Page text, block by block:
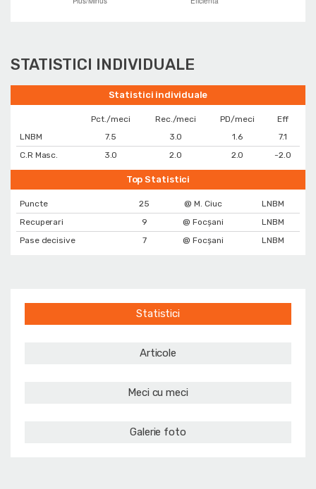
STATISTICI INDIVIDUALE
Statistici individuale
Pct./meci Rec./meci PD/meci
Eff
LNBM
7.5 3.0 1.6
7.1
C.R Masc.
3.0 2.0 2.0 -2.0
Top Statistici
Puncte 25 @ M. Ciuc
LNBM
Recuperari
9 @ Focșani
LNBM
Pase decisive
7 @ Focșani LNBM
Statistici
Articole
Meci cu meci
Galerie foto